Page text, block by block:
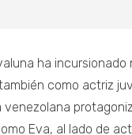
ha incursionado
como actriz
venezolana
Eva, al lado de